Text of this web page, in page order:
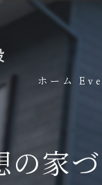
ホーム
の家